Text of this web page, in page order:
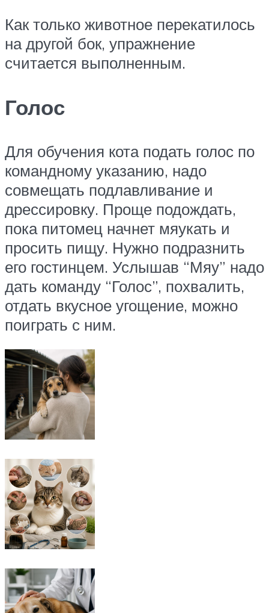
Как только животное перекатилось
на другой бок, упражнение
считается выполненным.
Голос
Для обучения кота подать голос по
командному указанию, надо
совмещать подлавливание и
дрессировку. Проще подождать,
пока питомец начнет мяукать и
просить пищу. Нужно подразнить
его гостинцем. Услышав “Мяу” надо
дать команду “Голос”, похвалить,
отдать вкусное угощение, можно
поиграть с ним.